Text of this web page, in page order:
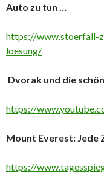
Auto zu tun …
https://www.stoerfall-
loesung/
Dvorak und die
https://
Mount Everest: Jede
https://